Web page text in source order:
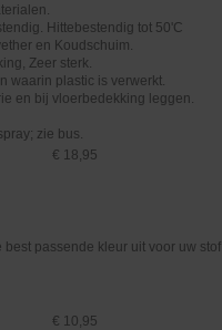
Hittebestendig tot 50'C
en Koudschuim.
Zeer sterk.
waarin plastic is verwerkt.
en bij vloerbedekking leggen.
zie bus.
€ 18,95
passende kleur uit voor uw stof.
€ 10,95